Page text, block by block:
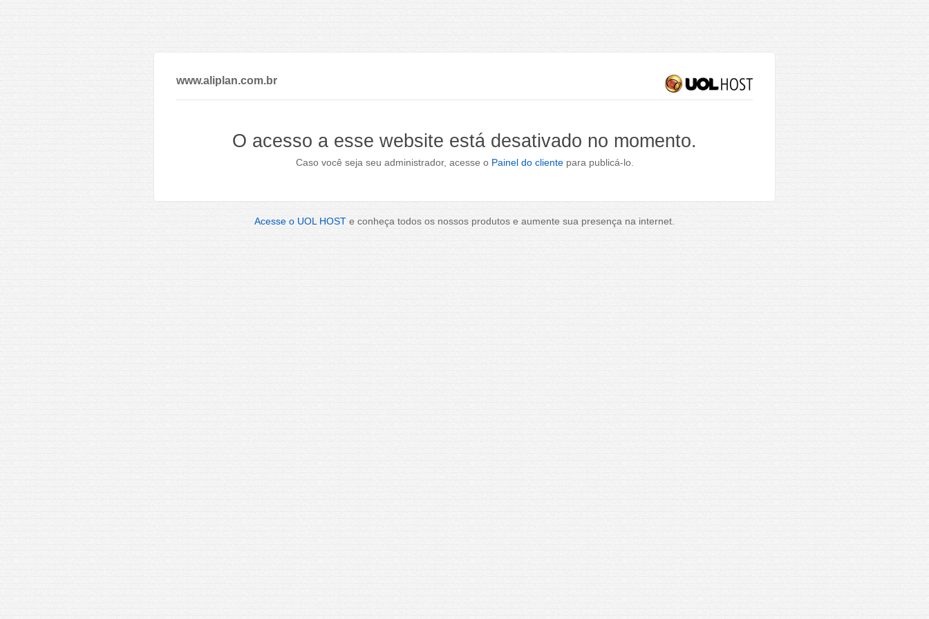
www.aliplan.com.br
O acesso a esse website está desativado no momento.
Caso você seja seu administrador, acesse o Painel do clientepara publicá-lo.
Acesse o UOL HOST e conheça todos os nossos produtos e aumente sua presença na internet.